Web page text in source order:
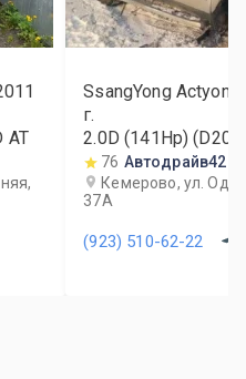
AT
SsangYong Actyon
г.
2.0D (141Hp)
76 Автодрайв42
Кемерово, ул.
37А
(923) 510-62-22